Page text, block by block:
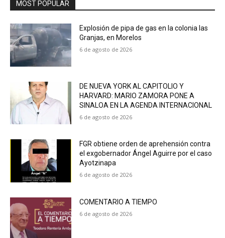
MOST POPULAR
Explosión de pipa de gas en la colonia las
Granjas, en Morelos
6 de agosto de 2026
DE NUEVA YORK AL CAPITOLIO Y
HARVARD: MARIO ZAMORA PONE A
SINALOA EN LA AGENDA INTERNACIONAL
6 de agosto de 2026
FGR obtiene orden de aprehensión contra
el exgobernador Ángel Aguirre por el caso
Ayotzinapa
6 de agosto de 2026
COMENTARIO A TIEMPO
6 de agosto de 2026